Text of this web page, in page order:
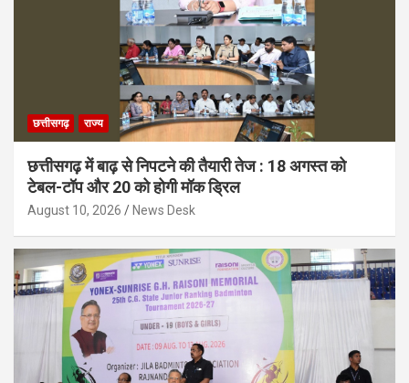
छत्तीसगढ़ राज्य
छत्तीसगढ़ में बाढ़ से निपटने की तैयारी तेज : 18 अगस्त को
टेबल-टॉप और 20 को होगी मॉक ड्रिल
August 10, 2026 News Desk